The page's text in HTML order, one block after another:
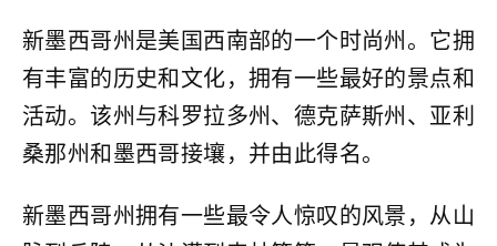
新墨西哥州是美国西南部的一个时尚州。它拥
有丰富的历史和文化，拥有一些最好的景点和
活动。该州与科罗拉多州、德克萨斯州、亚利
桑那州和墨西哥接壤，并由此得名。
新墨西哥州拥有一些最令人惊叹的风景，从山